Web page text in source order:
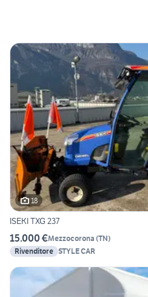
18
ISEKI TXG 237
15.000 €Mezzocorona (TN)
Rivenditore STYLE CAR